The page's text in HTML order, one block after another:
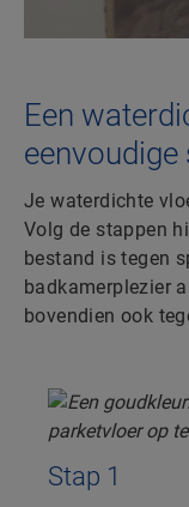
Een
eenvoudige
Je waterdichte
Volg de stappen
bestand is tegen
badkamerplezier
bovendien ook
Stap 1